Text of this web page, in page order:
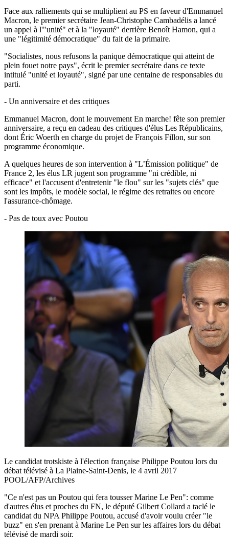
Face aux ralliements qui se multiplient au PS en faveur d'Emmanuel
Macron, le premier secrétaire Jean-Christophe Cambadélis a lancé
un appel à l'"unité" et à la "loyauté" derrière Benoît Hamon, qui a
une "légitimité démocratique" du fait de la primaire.
"Socialistes, nous refusons la panique démocratique qui atteint de
plein fouet notre pays", écrit le premier secrétaire dans ce texte
intitulé "unité et loyauté", signé par une centaine de responsables du
parti.
- Un anniversaire et des critiques
Emmanuel Macron, dont le mouvement En marche! fête son premier
anniversaire, a reçu en cadeau des critiques d'élus Les Républicains,
dont Éric Woerth en charge du projet de François Fillon, sur son
programme économique.
A quelques heures de son intervention à "L’Émission politique" de
France 2, les élus LR jugent son programme "ni crédible, ni
efficace" et l'accusent d'entretenir "le flou" sur les "sujets clés" que
sont les impôts, le modèle social, le régime des retraites ou encore
l'assurance-chômage.
- Pas de toux avec Poutou
Le candidat trotskiste à l'élection française Philippe Poutou lors du
débat télévisé à La Plaine-Saint-Denis, le 4 avril 2017
POOL/AFP/Archives
"Ce n'est pas un Poutou qui fera tousser Marine Le Pen": comme
d'autres élus et proches du FN, le député Gilbert Collard a taclé le
candidat du NPA Philippe Poutou, accusé d'avoir voulu créer "le
buzz" en s'en prenant à Marine Le Pen sur les affaires lors du débat
télévisé de mardi soir.